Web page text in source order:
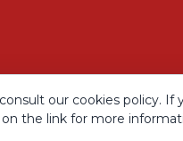
our cookies policy. If
the link for more